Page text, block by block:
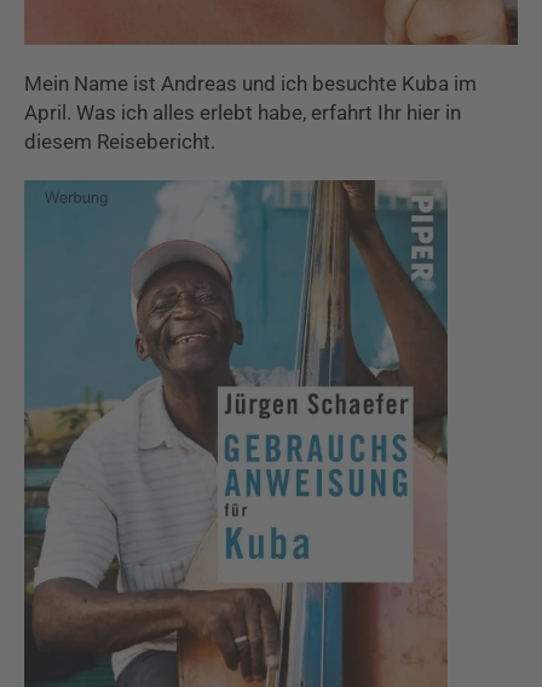
Mein Name ist Andreas und ich besuchte Kuba im
April. Was ich alles erlebt habe, erfahrt Ihr hier in
diesem Reisebericht.